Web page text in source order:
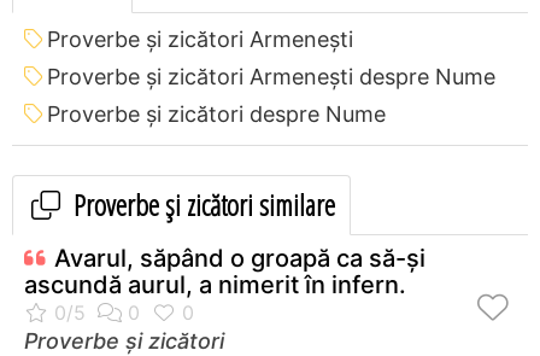
Proverbe și zicători Armeneşti
Proverbe și zicători Armeneşti despre Nume
Proverbe și zicători despre Nume
Proverbe și zicători similare
Avarul, săpând o groapă ca să-şi
ascundă aurul, a nimerit în infern.
Proverbe și zicători